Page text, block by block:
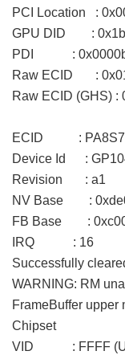
PCI Location :
GPU
PDI :
Raw ECID :
Raw ECID (GHS)
ECID :
Device
NV Base :
FB Base :
IRQ
Successfully
WARNING: RM
FrameBuffer upper
Chipset
VID : FFFF